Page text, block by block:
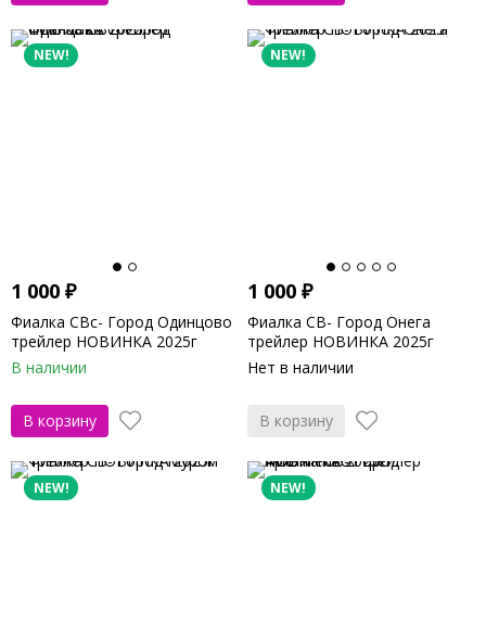
NEW!
1 000 ₽
Фиалка СВс- Город Одинцово
трейлер НОВИНКА 2025г
В наличии
В корзину
NEW!
1 000₽
Фиалка СВ- Город Онега
трейлер НОВИНКА 2025г
Нет в наличии
В корзину
NEW! NEW!